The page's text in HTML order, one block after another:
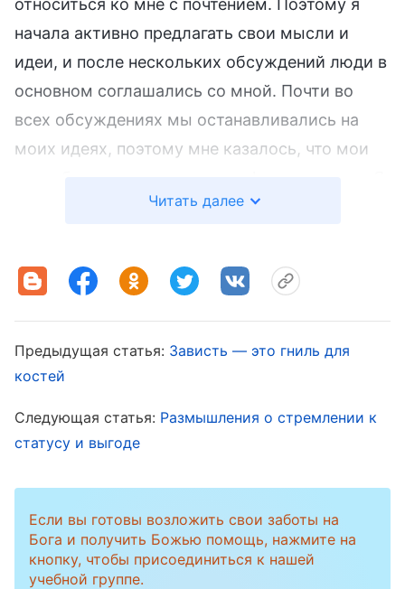
начала активно предлагать свои мысли и
идеи, и после нескольких обсуждений люди в
основном соглашались со мной. Почти во
всех обсуждениях мы останавливались на
моих идеях, поэтому мне казалось, что мои
не занимала должность куратора, но все
думала, что остальные зауважают меня и,
может быть, однажды меня снова повысят.
После этого я стала активнее вкладываться и
перед каждым собранием интересовалась
состоянием каждого и находила подходящие
Божьи слова. Это отнимало много времени и
сил, но я решила, что хорошая работа
такую жертву вполне стоит.
В тот период я выявляла некоторые
проблемы в нашей работе, и остальные в
Читать далее
Предыдущая статья: Зависть — это гниль для
костей
Следующая статья: Размышления о стремлении к
статусу и выгоде
Если вы готовы возложить свои заботы на
Бога и получить Божью помощь, нажмите на
кнопку, чтобы присоединиться к нашей
учебной группе.